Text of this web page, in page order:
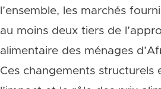
l’ensemble, les marchés
au moins deux tiers de
alimentaire des ménages
Ces changements structurels